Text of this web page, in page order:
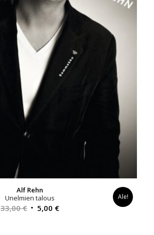
Alf Rehn
Unelmien talous
33,00€ Alkuperäinen
5,00 €Nykyinen
Ale!